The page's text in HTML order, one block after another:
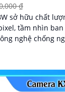
₫
sở hữu chất
tầm nhìn
nghệ chống